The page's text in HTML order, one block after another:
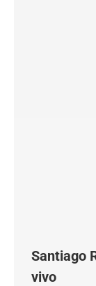
Santiago
vivo